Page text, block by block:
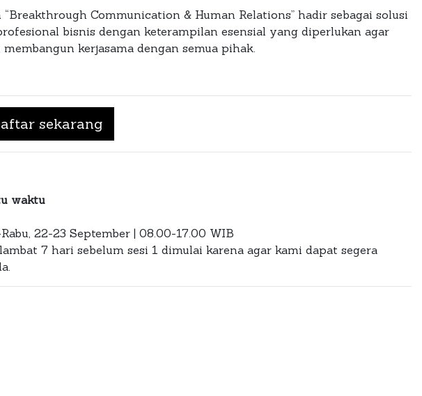
Communication & Human Relations” hadir sebagai solusi
bisnis dengan keterampilan esensial yang diperlukan agar
kerjasama dengan semua pihak.
sekarang
waktu
22-23 September | 08.00-17.00 WIB
7 hari sebelum sesi 1 dimulai karena agar kami dapat segera